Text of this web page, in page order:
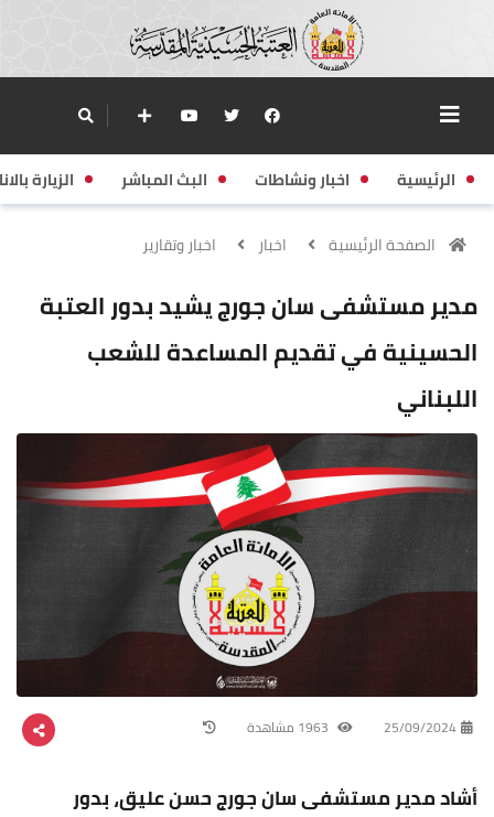
الرئيسية اخبار ونشاطات البث المباشر الزيارة
الصفحة الرئيسية اخبار اخبار وتقارير
مدير مستشفى سان جورج يشيد بدور العتبة
الحسينية في تقديم المساعدة للشعب
اللبناني
25/09/2024
أشاد مدير مستشفى سان جورج حسن عليق، بدور